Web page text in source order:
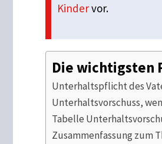
Kindervor.
Die wichtigsten
Unterhaltspflicht des
Unterhaltsvorschuss,
Tabelle
Zusammenfassung zum